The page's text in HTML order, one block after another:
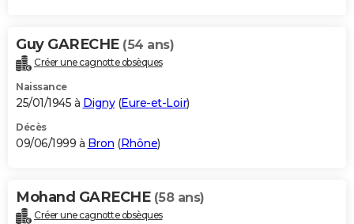
Guy GARECHE (54 ans)
Créer une cagnotte obsèques
Naissance
25/01/1945 à Digny(Eure-et-Loir)
Décès
09/06/1999 à Bron (Rhône)
Mohand GARECHE (58 ans)
Créer une cagnotte obsèques